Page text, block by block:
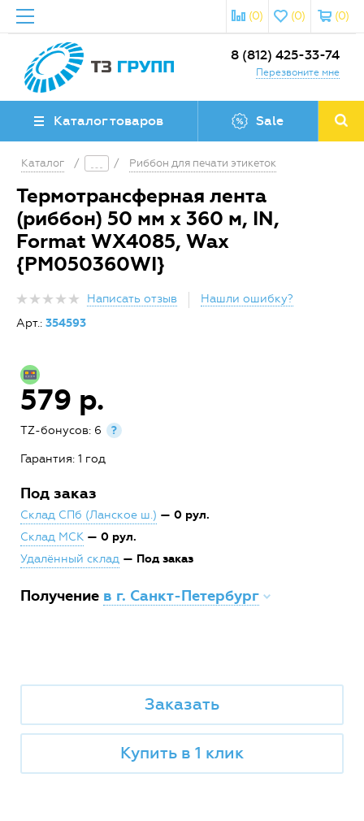
(0)
(0)
(0)
8 (812) 425-33-74
Перезвоните мне
Каталог товаров Sale
Каталог / / Риббон для печати этикеток
Термотрансферная лента
(риббон) 50 мм х 360 м, IN,
Format WX4085, Wax
{PM050360WI}
Написать отзыв
Нашли ошибку?
Арт.: 354593
579 р.
TZ-бонусов: 6 ?
Гарантия: 1 год
Под заказ
Склад СПб (Ланское ш.) — 0 рул.
Склад МСК — 0 рул.
Удалённый склад — Под заказ
Получение в г. Санкт-Петербург
Заказать
Купить в 1 клик